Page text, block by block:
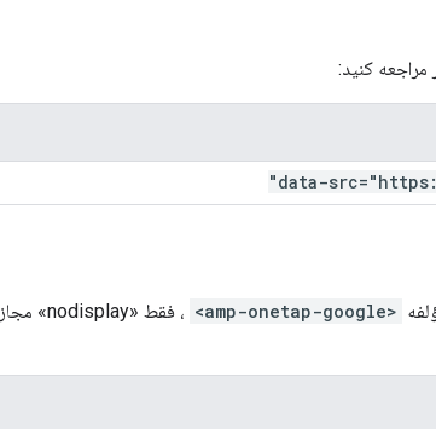
data-src="https:
<amp-onetap-google>
، فقط «nodisplay» مجاز